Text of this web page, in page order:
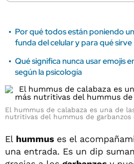
Por qué todos están poniendo
funda del celular y para qué sirve
Qué significa nunca usar emojis
según la psicología
El hummus de calabaza es una de
nutritivas del hummus de garbanzos
El hummus es el
una entrada. Es un dip